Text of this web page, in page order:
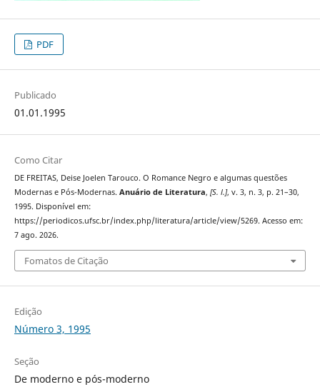
PDF
Publicado
01.01.1995
Como Citar
DE FREITAS, Deise Joelen Tarouco. O Romance Negro e algumas questões
Modernas e Pós-Modernas. Anuário de Literatura, [S. l.], v. 3, n. 3, p. 21–30,
1995. Disponível em:
https://periodicos.ufsc.br/index.php/literatura/article/view/5269. Acesso em:
7 ago. 2026.
Fomatos de Citação
Edição
Número 3, 1995
Seção
De moderno e pós-moderno